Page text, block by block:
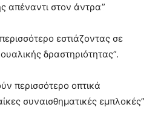
απέναντι στον άντρα”
εστιάζοντας σε
δραστηριότητας”.
περισσότερο οπτικά
συναισθηματικές εμπλοκές”